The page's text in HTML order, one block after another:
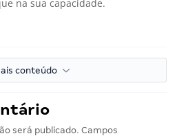
na sua capacidade.
conteúdo
será publicado. Campos